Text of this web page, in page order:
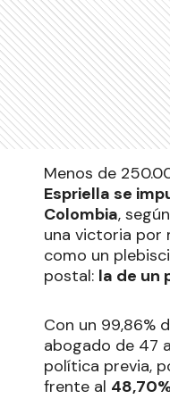
Menos de
Espriella se
Colombia,
una victoria por
como un
postal: la de un
Con un 99,86%
abogado de 47
política previa,
frente al